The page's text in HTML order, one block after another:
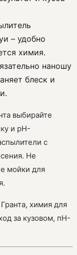
– удобно
химия.
наношу
блеск и
выбирайте
и pH-
с
Не
мойки для
химия для
за кузовом, пH-